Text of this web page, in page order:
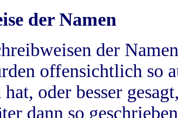
der Namen
der
offensichtlich so
hat, oder besser
dann so